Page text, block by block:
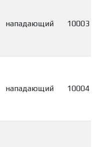
нападающий 10003
нападающий 10004